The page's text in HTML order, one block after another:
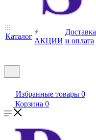
Каталог
АКЦИИ
Доставка
и оплата
Избранные товары 0
Корзина 0